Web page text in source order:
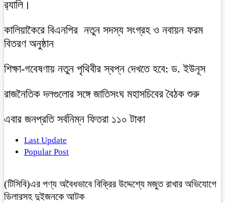
র‍্যালি।
কালিয়াকৈরে বিএনপির নতুন সদস্য সংগ্রহ ও নবায়ন ফরম
বিতরণ অনুষ্ঠান
শিক্ষা-গবেষণায় নতুন পৃথিবীর স্বপ্ন দেখতে হবে: ড. ইউনূস
রাজনৈতিক দলগুলোর সঙ্গে জাতিসংঘ মহাসচিবের বৈঠক শুরু
এবার জনপ্রতি সর্বনিম্ন ফিতরা ১১০ টাকা
Last Update
Popular Post
(টিসিবি)এর পণ্য অবৈধভাবে বিক্রির উদ্দেশ্যে মজুত রাখার অভিযোগে
ডিলারসহ দুইজনকে আটক